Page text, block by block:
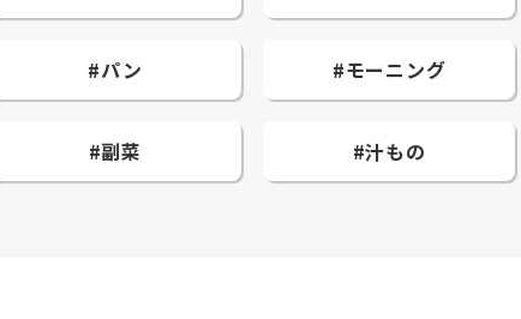
#パン #モーニング
#副菜 #汁もの